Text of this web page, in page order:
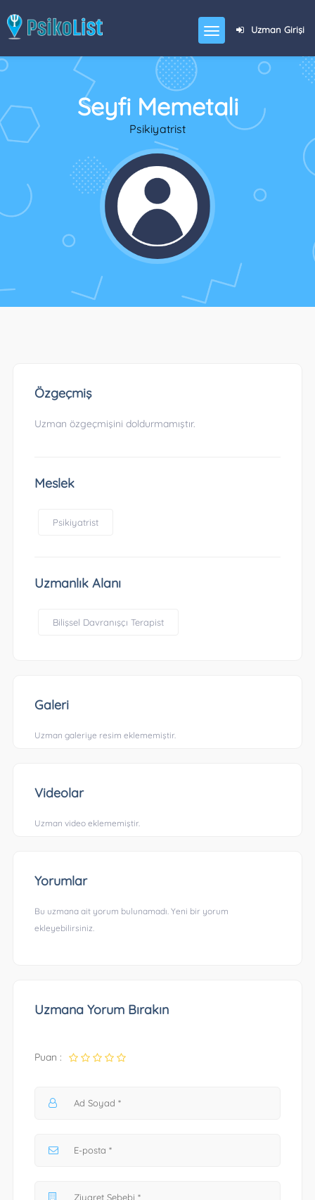
Uzman Girişi
Seyfi Memetali
Psikiyatrist
Özgeçmiş
Uzman özgeçmişini doldurmamıştır.
Meslek
Psikiyatrist
Uzmanlık Alanı
Bilişsel Davranışçı Terapist
Galeri
Uzman galeriye resim eklememiştir.
Videolar
Uzman video eklememiştir.
Yorumlar
Bu uzmana ait yorum bulunamadı. Yeni bir yorum
ekleyebilirsiniz.
Uzmana Yorum Bırakın
Puan :